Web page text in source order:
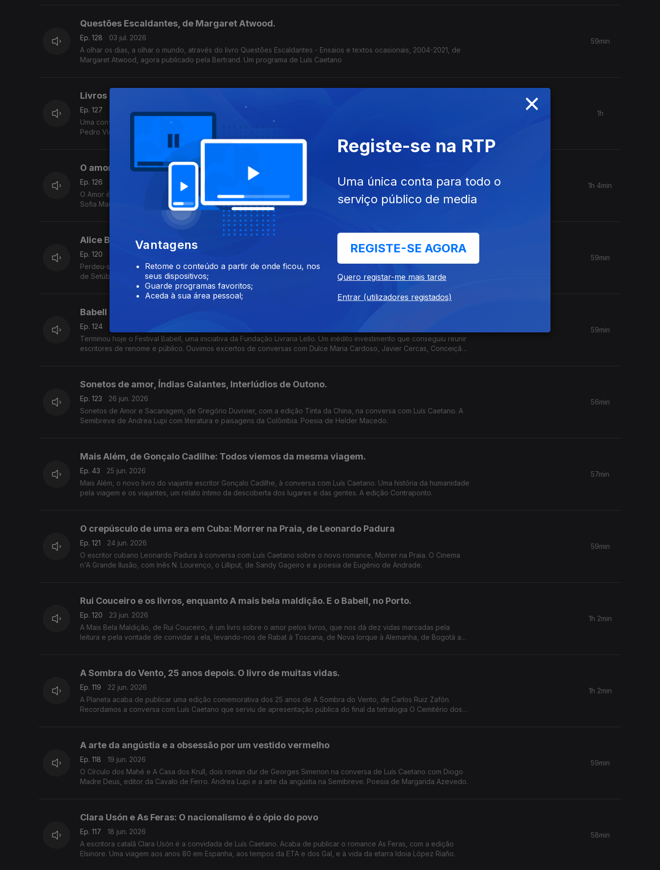
Questões Escaldantes, de Margaret Atwood.
Ep. 128
03 jul. 2026
A olhar os dias, a olhar o mundo, através do livro Questões Escaldantes - Ensaios e textos ocasionais, 2004-2021, de
Margaret Atwood, agora publicado pela Bertrand. Um programa de Luís Caetano
59min
Livros a Oeste: A Mulher é a Medida de Todas as Coisas
Ep. 127
Uma conversa no Festival Livros a Oeste, na Lourinhã, sob o mote 'A Mulher é a Medida de Todas as Coisas'. Com
Pedro Vieira, Inês Bernardo e Inês Pedrosa, condução de João Morales.
1h
O amor está no ar: Maratona de Leitura na Sertã, poesia, química.
Ep. 126
O Amor é o tema da 14ª edição da Maratona de Leitura que começa esta 4ª na Sertã, ate sábado. A responsável Ana
Sofia Marçal conversa com Luís Caetano. Também poemas de amor, escolhidos por Ana Luísa Amaral e a ciência por
1h 4min
Alice Brito: A voz das mulheres numa coisa pardaça em forma de país.
Ep. 120
Perdeu-se Relógio de Senhora, o novo romance de Alice Brito, à conversa com Luís Caetano na Biblioteca Municipal
de Setúbal. Tem a edição Companhia das Letras. Também a poesia de Siri Hustvedt para Paul Auster.
59min
Babell - Excertos de um Festival que encheu o Porto de Literatura
Ep. 124
Terminou hoje o Festival Babell, uma iniciativa da Fundação Livraria Lello. Um inédito investimento que conseguiu reunir
escritores de renome e público. Ouvimos excertos de conversas com Dulce Maria Cardoso, Javier Cercas, Conceição
59min
Sonetos de amor, Índias Galantes, Interlúdios de Outono.
Ep. 123
26 jun. 2026
Sonetos de Amor e Sacanagem, de Gregório Duvivier, com a edição Tinta da China, na conversa com Luís Caetano. A
Semibreve de Andrea Lupi com literatura e paisagens da Colômbia. Poesia de Helder Macedo.
56min
Mais Além, de Gonçalo Cadilhe: Todos viemos da mesma viagem.
Ep. 43
25 jun. 2026
Mais Além, o novo livro do viajante escritor Gonçalo Cadilhe, à conversa com Luís Caetano. Uma história da humanidade
pela viagem e os viajantes, um relato íntimo da descoberta dos lugares e das gentes. A edição Contraponto.
57min
O crepúsculo de uma era em Cuba: Morrer na Praia, de Leonardo Padura
Ep. 121
24 jun. 2026
O escritor cubano Leonardo Padura à conversa com Luís Caetano sobre o novo romance, Morrer na Praia. O Cinema
n'A Grande Ilusão, com Inês N. Lourenço, o Lilliput, de Sandy Gageiro e a poesia de Eugénio de Andrade.
59min
Rui Couceiro e os livros, enquanto A mais bela maldição. E o Babell, no Porto.
Ep. 120
23 jun. 2026
A Mais Bela Maldição, de Rui Couceiro, é um livro sobre o amor pelos livros, que nos dá dez vidas marcadas pela
leitura e pela vontade de convidar a ela, levando-nos de Rabat à Toscana, de Nova Iorque à Alemanha, de Bogotá a
1h 2min
A Sombra do Vento, 25 anos depois. O livro de muitas vidas.
Ep. 119
22 jun. 2026
A Planeta acaba de publicar uma edição comemorativa dos 25 anos de A Sombra do Vento, de Carlos Ruiz Zafón.
Recordamos a conversa com Luís Caetano que serviu de apresentação pública do final da tetralogia O Cemitério dos
1h 2min
A arte da angústia e a obsessão por um vestido vermelho
Ep. 118
19 jun. 2026
O Círculo dos Mahé e A Casa dos Krull, dois roman dur de Georges Simenon na conversa de Luís Caetano com Diogo
Madre Deus, editor da Cavalo de Ferro. Andrea Lupi e a arte da angústia na Semibreve. Poesia de Margarida Azevedo.
59min
Clara Usón e As Feras: O nacionalismo é o ópio do povo
Ep. 117
18 jun. 2026
A escritora catalã Clara Usón é a convidada de Luís Caetano. Acaba de publicar o romance As Feras, com a edição
Elsinore. Uma viagem aos anos 80 em Espanha, aos tempos da ETA e dos Gal, e à vida da etarra Idoia López Riaño.
58min
×
Vantagens
Retome o conteúdo a partir de onde ficou, nos
seus dispositivos;
Guarde programas favoritos;
Aceda à sua área pessoal;
Registe-se na RTP
Uma única conta para todo o
serviço público de media
REGISTE-SE AGORA
Quero registar-me mais tarde
Entrar (utilizadores registados)